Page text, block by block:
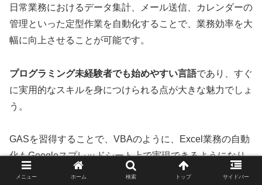
日常業務におけるデータ集計、メール送信、カレンダーの
管理といった定型作業を自動化することで、業務効率を大
幅に向上させることが可能です。
プログラミング未経験者でも始めやすい言語であり、すぐ
に実用的なスキルを身につけられる点が大きな魅力でしょ
う。
GASを習得することで、VBAのように、Excel業務の自動
化もGoogleスプレッドシート上で実現できるようになり
ます。
メニュー ホーム 検索 トップ サイドバー